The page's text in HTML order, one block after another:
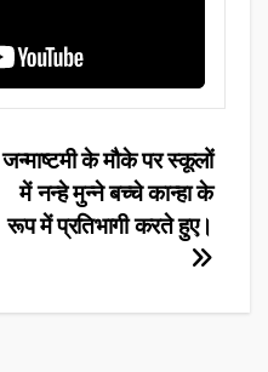
जन्माष्टमी के मौके पर स्कूलों
में नन्हे मुन्ने बच्चे कान्हा के
रूप में प्रतिभागी करते हुए।